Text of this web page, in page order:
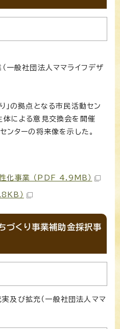
一般社団法人ママライフデザ
」の拠点となる市民活動セン
体による意見交換会を開催
ンターの将来像を示した。
化事業 （PDF 4.9MB）
）
づくり事業補助金採択事
及び拡充（一般社団法人ママ